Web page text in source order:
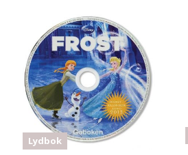
Lydbok